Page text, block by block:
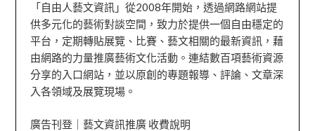
「自由人藝文資訊」從2008年開始，透過網路網站提
供多元化的藝術對談空間，致力於提供一個自由穩定的
平台，定期轉貼展覽、比賽、藝文相關的最新資訊，藉
由網路的力量推廣藝術文化活動。連結數百項藝術資源
分享的入口網站，並以原創的專題報導、評論、文章深
入各領域及展覽現場。
廣告刊登｜藝文資訊推廣 收費說明